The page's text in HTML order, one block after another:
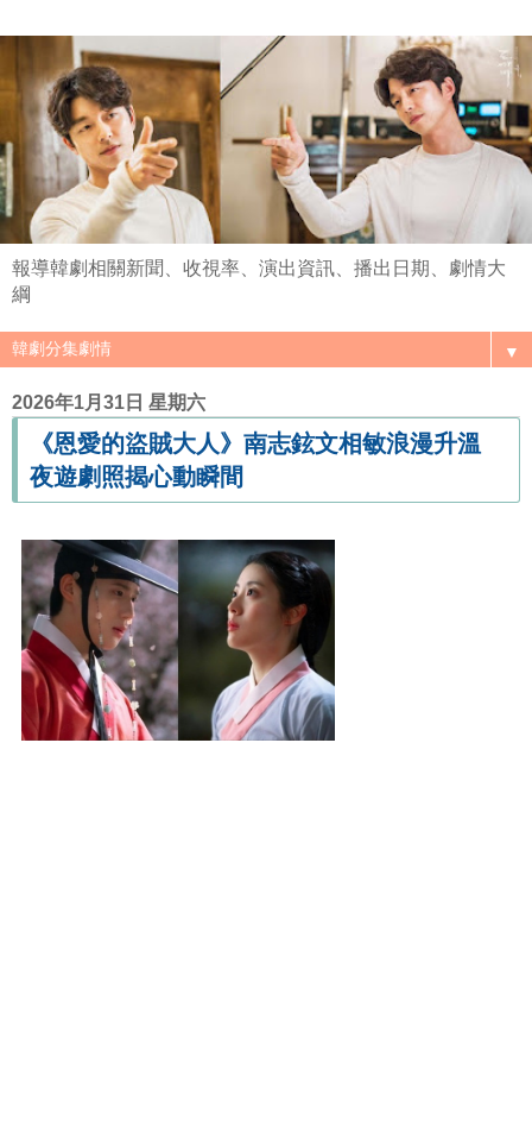
報導韓劇相關新聞、收視率、演出資訊、播出日期、劇情大
綱
▼
2026年1月31日 星期六
《恩愛的盜賊大人》南志鉉文相敏浪漫升溫
夜遊劇照揭心動瞬間